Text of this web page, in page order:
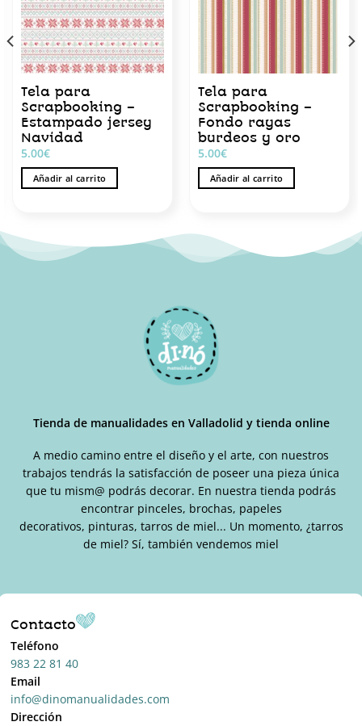
Tela para
Scrapbooking –
Estampado jersey
Navidad
5.00€
Añadir al carrito
Tela para
Scrapbooking –
Fondo rayas
burdeos y oro
5.00€
Añadir al carrito
Tienda de manualidades en Valladolid y tienda online
A medio camino entre el diseño y el arte, con nuestros
trabajos tendrás la satisfacción de poseer una pieza única
que tu mism@ podrás decorar. En nuestra tienda podrás
encontrar pinceles, brochas, papeles
decorativos, pinturas, tarros de miel... Un momento, ¿tarros
de miel? Sí, también vendemos miel
Contacto
Teléfono
983 22 81 40
Email
info@dinomanualidades.com
Dirección